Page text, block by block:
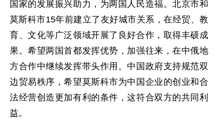
国家的发展振兴助力，为两国人民造福。北京市和
莫斯科市15年前建立了友好城市关系，在经贸、教
育、文化等广泛领域开展了良好合作，取得丰硕成
果。希望两国首都发挥优势，加强往来，在中俄地
方合作中继续发挥带头作用。中国政府支持规范双
边贸易秩序，希望莫斯科市为中国企业的创业和合
法经营创造更加有利的条件，这符合双方的共同利
益。